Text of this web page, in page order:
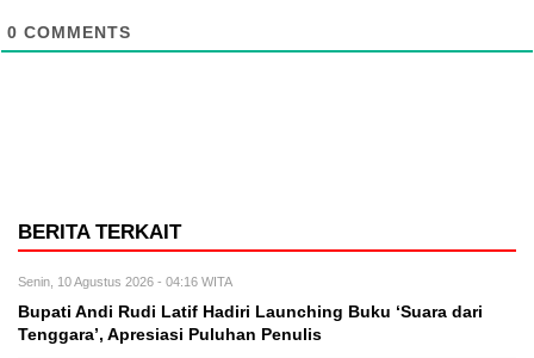
0 COMMENTS
BERITA TERKAIT
Senin, 10 Agustus 2026 - 04:16 WITA
Bupati Andi Rudi Latif Hadiri Launching Buku ‘Suara dari
Tenggara’, Apresiasi Puluhan Penulis